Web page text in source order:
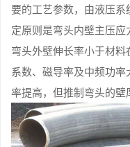
要的工艺参数，由液压
定原则是弯头内壁主压应
弯头外壁伸长率小于材
系数、磁导率及中频功
率提高，但推制弯头的壁